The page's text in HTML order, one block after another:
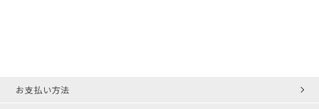
お支払い方法